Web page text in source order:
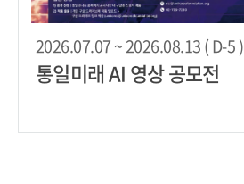
2026.07.07 ~ 2026.08.13 ( D-5 )
통일미래 AI 영상 공모전